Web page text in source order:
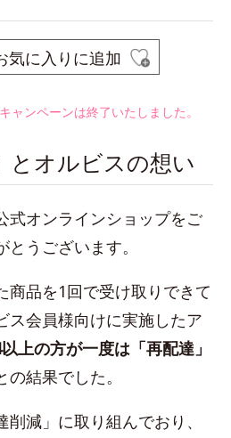
気に入りに追加
ンペーンは終了いたしました。
とオルビスの想い
式オンラインショップをご
うございます。
商品を1回で受け取りできて
ス会員様向けに実施したア
上の方が一度は「再配達」
の結果でした。
減」に取り組んでおり、